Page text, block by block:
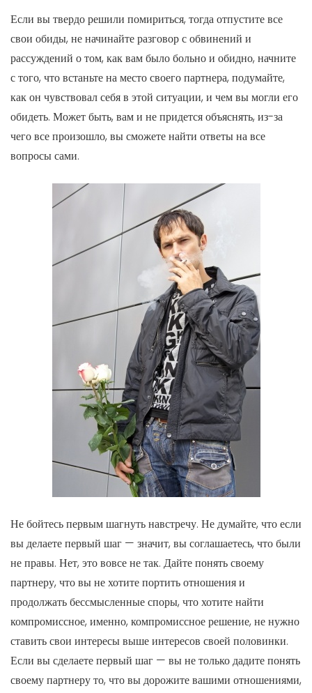
Если вы твердо решили помириться, тогда отпустите все
свои обиды, не начинайте разговор с обвинений и
рассуждений о том, как вам было больно и обидно, начните
с того, что встаньте на место своего партнера, подумайте,
как он чувствовал себя в этой ситуации, и чем вы могли его
обидеть. Может быть, вам и не придется объяснять, из-за
чего все произошло, вы сможете найти ответы на все
вопросы сами.
Не бойтесь первым шагнуть навстречу. Не думайте, что если
вы делаете первый шаг — значит, вы соглашаетесь, что были
не правы. Нет, это вовсе не так. Дайте понять своему
партнеру, что вы не хотите портить отношения и
продолжать бессмысленные споры, что хотите найти
компромиссное, именно, компромиссное решение, не нужно
ставить свои интересы выше интересов своей половинки.
Если вы сделаете первый шаг — вы не только дадите понять
своему партнеру то, что вы дорожите вашими отношениями,